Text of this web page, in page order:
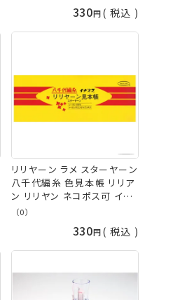
330 税込
リリヤーン ラメ スターヤーン
八千代編糸 色見本帳 リリア
ン リリヤン ネコポス可 イナ
ズマ 手芸の山久
（0）
330 税込